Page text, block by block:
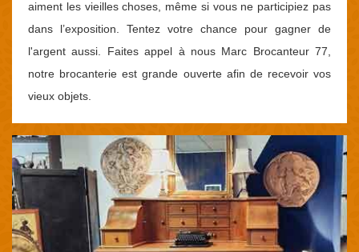
aiment les vieilles choses, même si vous ne participiez pas
dans l’exposition. Tentez votre chance pour gagner de
l'argent aussi. Faites appel à nous Marc Brocanteur 77,
notre brocanterie est grande ouverte afin de recevoir vos
vieux objets.